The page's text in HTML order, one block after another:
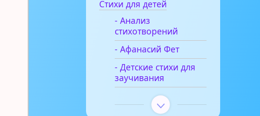
Стихи для детей
- Анализ
стихотворений
- Афанасий Фет
- Детские стихи для
заучивания